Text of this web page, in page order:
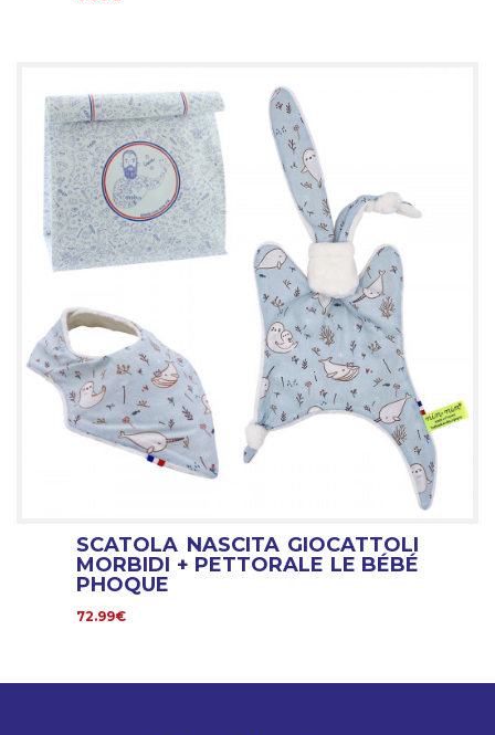
SCATOLA NASCITA GIOCATTOLI
MORBIDI + PETTORALE LE BÉBÉ
PHOQUE
72.99€